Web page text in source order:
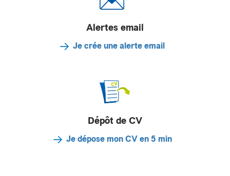
Alertes email
Je crée une alerte email
Dépôt de CV
Je dépose mon CV en 5 min